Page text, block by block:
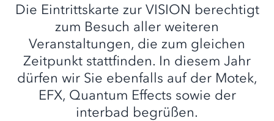
Die Eintrittskarte zur VISION berechtigt
zum Besuch aller weiteren
Veranstaltungen, die zum gleichen
Zeitpunkt stattfinden. In diesem Jahr
dürfen wir Sie ebenfalls auf der Motek,
EFX, Quantum Effects sowie der
interbad begrüßen.